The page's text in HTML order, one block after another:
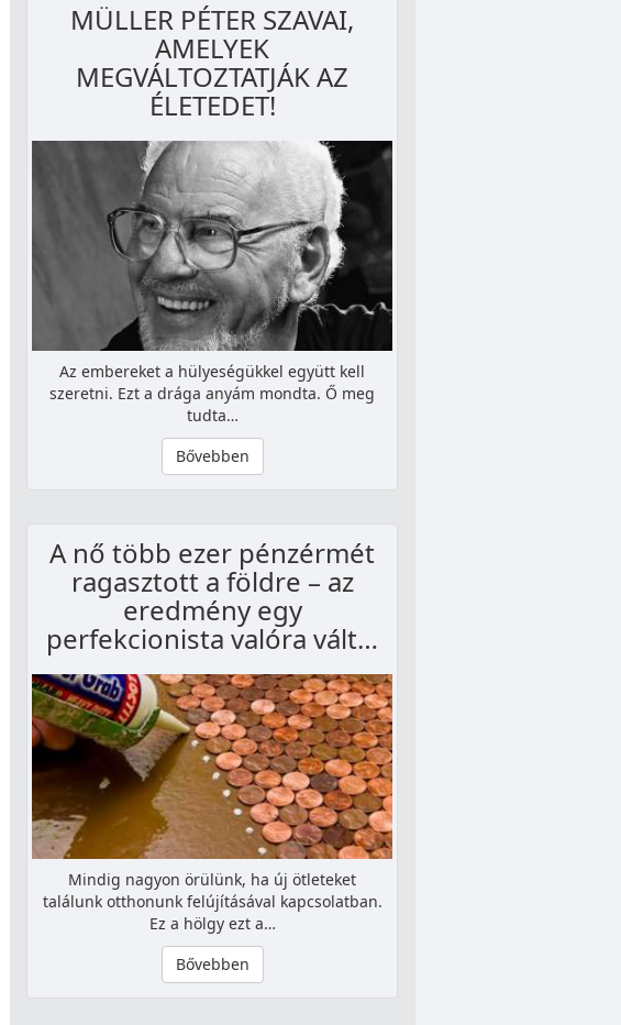
MÜLLER PÉTER SZAVAI,
AMELYEK
MEGVÁLTOZTATJÁK AZ
ÉLETEDET!
Az embereket a hülyeségükkel együtt kell
szeretni. Ezt a drága anyám mondta. Ő meg
tudta…
Bővebben
A nő több ezer pénzérmét
ragasztott a földre – az
eredmény egy
perfekcionista valóra vált…
Mindig nagyon örülünk, ha új ötleteket
találunk otthonunk felújításával kapcsolatban.
Ez a hölgy ezt a…
Bővebben